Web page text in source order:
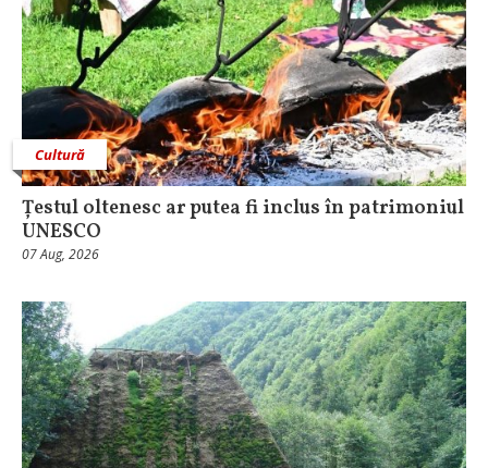
Cultură
Țestul oltenesc ar putea fi inclus în patrimoniul
UNESCO
07 Aug, 2026